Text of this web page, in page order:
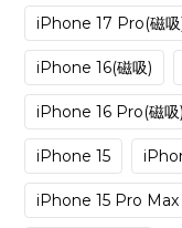
iPhone 17 Pro(磁吸
iPhone 16(磁吸)
iPhone 16 Pro(磁吸)
iPhone 15
iPhone 15 Pro Max